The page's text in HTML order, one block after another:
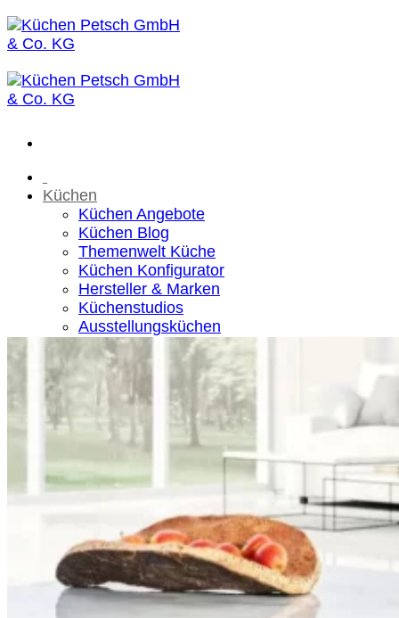
Zum
Inhalt
springen
Küchen
Küchen Angebote
Küchen Blog
Themenwelt Küche
Küchen Konfigurator
Hersteller & Marken
Küchenstudios
Ausstellungsküchen
Wohnen
House of Petsch
Hauswirtschaftsraum
Badezimmer
Referenzen
Übersicht
Ansprechpartner
Unsere Philosophie
Team
Karriere
Standorte
Küche planen →